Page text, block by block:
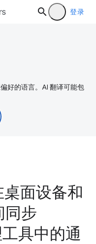
登录
好的语言。AI 翻译可能包
面设备和
同步
具中的通